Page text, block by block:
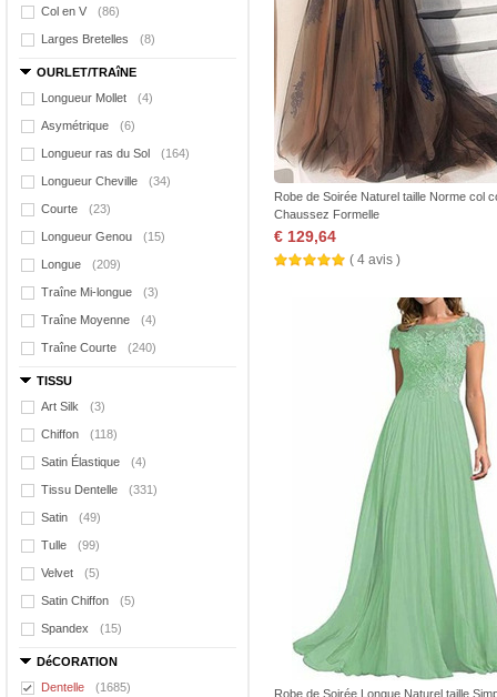
Col en V (86)
Larges Bretelles (8)
OURLET/TRAîNE
Longueur Mollet
(4)
Asymétrique (6)
Longueur ras du Sol (164)
Longueur Cheville (34)
Courte (23)
Longueur Genou (15)
Longue (209)
Traîne Mi-longue (3)
Traîne Moyenne (4)
Traîne Courte (240)
TISSU
Art Silk
(3)
Chiffon (118)
Satin Élastique (4)
Tissu Dentelle (331)
Satin (49)
Tulle (99)
Velvet (5)
Satin Chiffon (5)
Spandex (15)
DéCORATION
Dentelle
(1685)
Robe de Soirée Naturel taille Norme col
Chaussez Formelle
€ 129,64
( 4 avis )
Robe de Soirée Longue Naturel taille